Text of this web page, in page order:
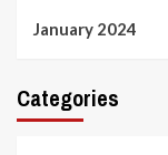
January 2024
Categories